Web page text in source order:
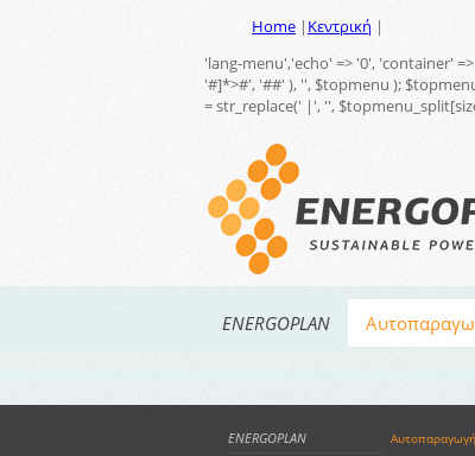
Home | Κεντρική |
'lang-menu','echo' => '0', 'container'
'#]*>#', '##' ), '', $topmenu );
= str_replace(' |', '',
ENERGOPLAN
ENERGOPLAN Αυτοπαραγωγή